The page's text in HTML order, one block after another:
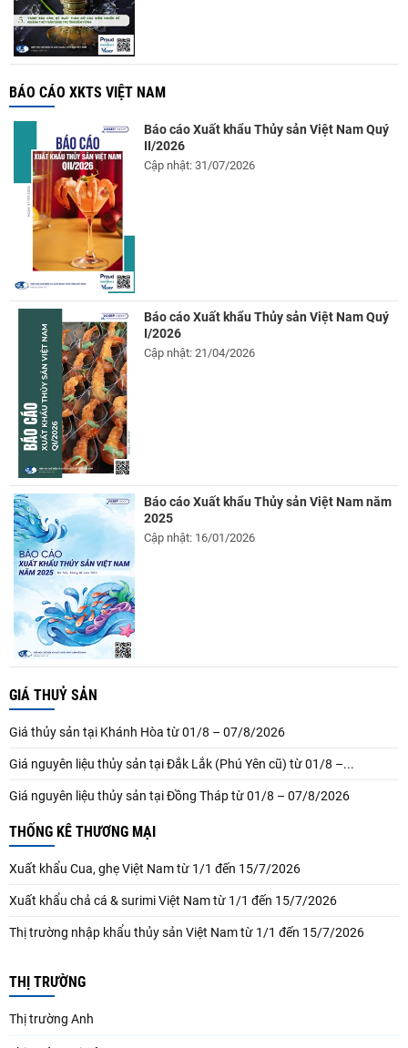
BÁO CÁO XKTS VIỆT NAM
Báo cáo Xuất khẩu Thủy sản Việt Nam Quý
II/2026
Cập nhật: 31/07/2026
Báo cáo Xuất khẩu Thủy sản Việt Nam Quý
I/2026
Cập nhật: 21/04/2026
Báo cáo Xuất khẩu Thủy sản Việt Nam năm
2025
Cập nhật: 16/01/2026
GIÁ THUỶ SẢN
Giá thủy sản tại Khánh Hòa từ 01/8 – 07/8/2026
Giá nguyên liệu thủy sản tại Đắk Lắk (Phú Yên cũ) từ 01/8 –...
Giá nguyên liệu thủy sản tại Đồng Tháp từ 01/8 – 07/8/2026
THỐNG KÊ THƯƠNG MẠI
Xuất khẩu Cua, ghẹ Việt Nam từ 1/1 đến 15/7/2026
Xuất khẩu chả cá & surimi Việt Nam từ 1/1 đến 15/7/2026
Thị trường nhập khẩu thủy sản Việt Nam từ 1/1 đến 15/7/2026
THỊ TRƯỜNG
Thị trường Anh